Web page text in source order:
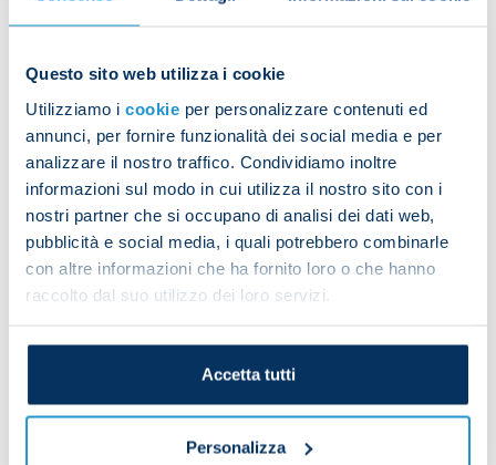
Questo sito web utilizza i cookie
Utilizziamo i cookie per personalizzare contenuti ed
annunci, per fornire funzionalità dei social media e per
analizzare il nostro traffico. Condividiamo inoltre
informazioni sul modo in cui utilizza il nostro sito con i
nostri partner che si occupano di analisi dei dati web,
pubblicità e social media, i quali potrebbero combinarle
con altre informazioni che ha fornito loro o che hanno
raccolto dal suo utilizzo dei loro servizi.
Accetta tutti
Personalizza
that revealed a fracture of the third metacarpal in